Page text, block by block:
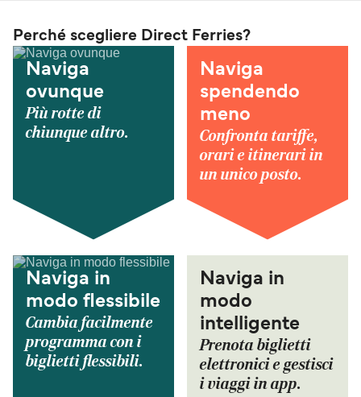
Perché scegliere Direct Ferries?
Naviga
ovunque
Più rotte di
chiunque altro.
Naviga
spendendo
meno
Confronta tariffe,
orari e itinerari in
un unico posto.
Naviga in
modo flessibile
Cambia facilmente
programma con i
biglietti flessibili.
Naviga in
modo
intelligente
Prenota biglietti
elettronici e gestisci
i viaggi in app.